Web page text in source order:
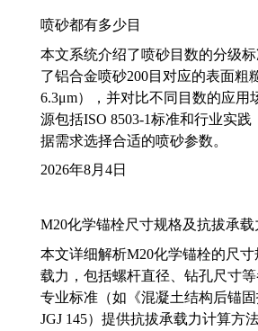
喷砂都有多少目
本文系统介绍了喷砂目数的分级
了铝合金喷砂200目对应的表面粗
6.3μm），并对比不同目数的应用
源包括ISO 8503-1标准和行业实践
据需求选择合适的喷砂参数。
2026年8月4日
M20化学锚栓尺寸规格及抗拔承载
本文详细解析M20化学锚栓的尺
载力，包括螺杆直径、钻孔尺寸
专业标准（如《混凝土结构后锚固
JGJ 145）提供抗拔承载力计算方